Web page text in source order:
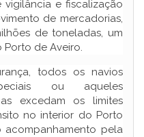
e fiscalização
de mercadorias,
de toneladas, um
de Aveiro.
todos os navios
ou aqueles
excedam os limites
no interior do Porto
acompanhamento pela